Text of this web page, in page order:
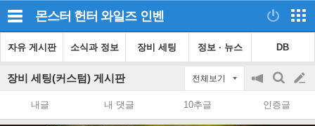
몬스터 헌터 와일즈 인벤
자유 게시판 소식과 정보 장비 세팅 정보 · 뉴스 DB
장비 세팅(커스텀) 게시판 전체보기
공
on/off
검
색
글
쓰
내글 내 댓글 10추글 인증글